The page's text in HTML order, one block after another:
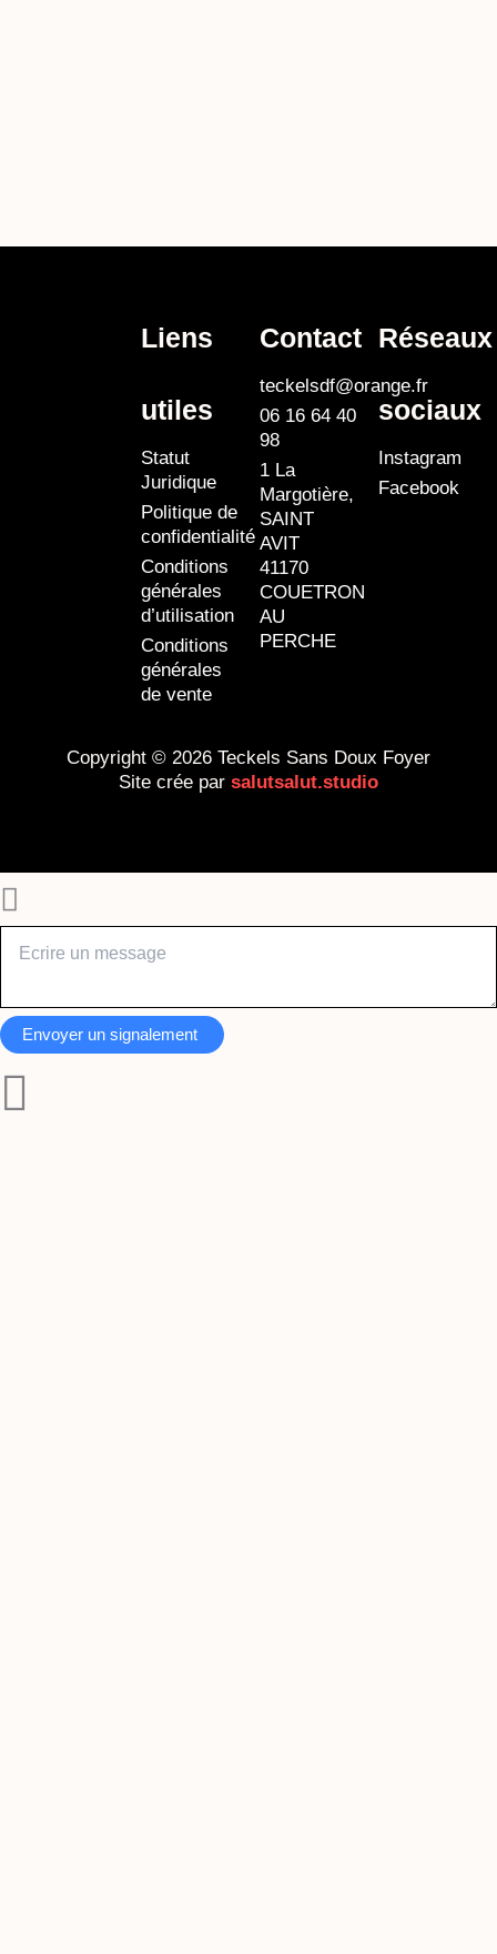
Liens
utiles
Statut
Juridique
Politique de
confidentialité
Conditions
générales
d’utilisation
Conditions
générales
de vente
Contact
teckelsdf@orange.fr
06 16 64 40
98
1 La
Margotière,
SAINT
AVIT
41170
COUETRON
AU
PERCHE
Réseaux
sociaux
Instagram
Facebook
Copyright © 2026 Teckels Sans Doux Foyer
Site crée par salutsalut.studio